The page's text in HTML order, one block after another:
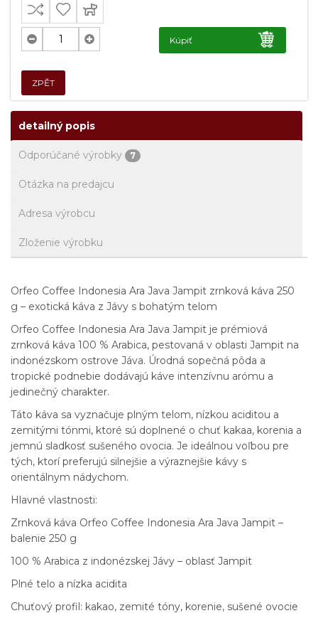
Kúpiť
ZPĚT
detailný popis
Odporúčané výrobky 7
Otázka na predajcu
Adresa výrobcu
Zloženie výrobku
Orfeo Coffee Indonesia Ara Java Jampit zrnková káva 250
g – exotická káva z Jávy s bohatým telom
Orfeo Coffee Indonesia Ara Java Jampit je prémiová
zrnková káva 100 % Arabica, pestovaná v oblasti Jampit na
indonézskom ostrove Jáva. Úrodná sopečná pôda a
tropické podnebie dodávajú káve intenzívnu arómu a
jedinečný charakter.
Táto káva sa vyznačuje plným telom, nízkou aciditou a
zemitými tónmi, ktoré sú doplnené o chuť kakaa, korenia a
jemnú sladkosť sušeného ovocia. Je ideálnou voľbou pre
tých, ktorí preferujú silnejšie a výraznejšie kávy s
orientálnym nádychom.
Hlavné vlastnosti:
Zrnková káva Orfeo Coffee Indonesia Ara Java Jampit –
balenie 250 g
100 % Arabica z indonézskej Jávy – oblasť Jampit
Plné telo a nízka acidita
Chuťový profil: kakao, zemité tóny, korenie, sušené ovocie